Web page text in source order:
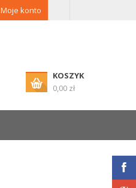
Moje konto
KOSZYK
0,00 zł